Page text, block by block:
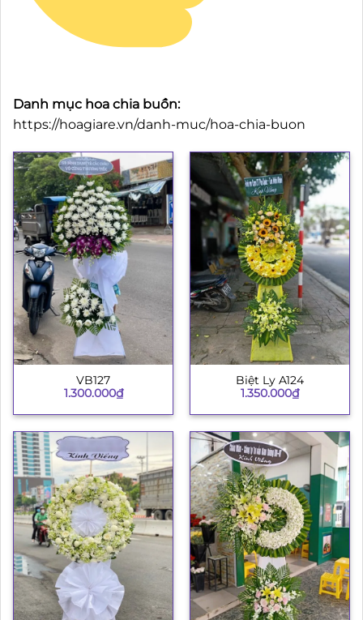
Danh mục hoa chia buồn:
https://hoagiare.vn/danh-muc/hoa-chia-buon
VB127
1.300.000₫
Biệt Ly A124
1.350.000₫